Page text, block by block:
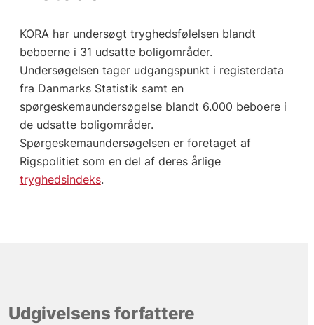
KORA har undersøgt tryghedsfølelsen blandt
beboerne i 31 udsatte boligområder.
Undersøgelsen tager udgangspunkt i registerdata
fra Danmarks Statistik samt en
spørgeskemaundersøgelse blandt 6.000 beboere i
de udsatte boligområder.
Spørgeskemaundersøgelsen er foretaget af
Rigspolitiet som en del af deres årlige
tryghedsindeks.
Udgivelsens forfattere